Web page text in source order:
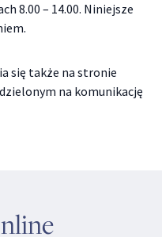
8.00 – 14.00. Niniejsze
się także na stronie
na komunikację